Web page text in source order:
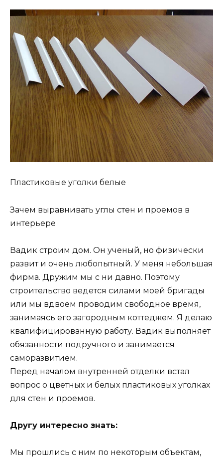
Пластиковые уголки белые
Зачем выравнивать углы стен и проемов в
интерьере
Вадик строим дом. Он ученый, но физически
развит и очень любопытный. У меня небольшая
фирма. Дружим мы с ни давно. Поэтому
строительство ведется силами моей бригады
или мы вдвоем проводим свободное время,
занимаясь его загородным коттеджем. Я делаю
квалифицированную работу. Вадик выполняет
обязанности подручного и занимается
саморазвитием.
Перед началом внутренней отделки встал
вопрос о цветных и белых пластиковых уголках
для стен и проемов.
Другу интересно знать:
Мы прошлись с ним по некоторым объектам,